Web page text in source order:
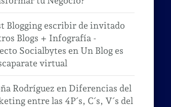
Blogging escribir de invitado
Blogs + Infografía -
Socialbytes en Un Blog es
virtual
Rodríguez en Diferencias del
entre las 4P´s, C´s, V´s del